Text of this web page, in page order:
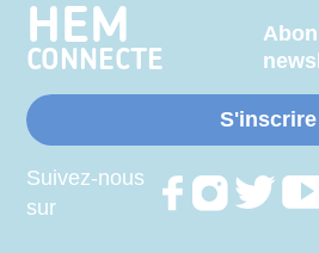
HEM
CONNECTE
S'inscrire
Suivez-nous
sur
RejoignezRejoignez